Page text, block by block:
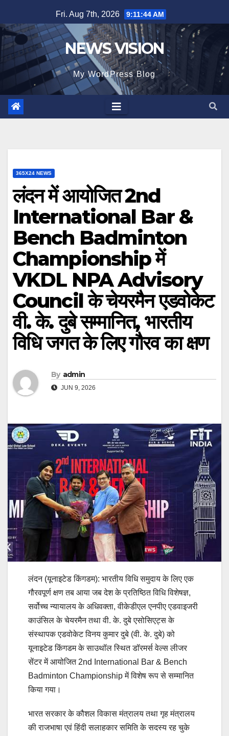
to
content
Fri. Aug 7th, 2026 9:11:46 AM
NEWS VISION
My WordPress Blog
365X24 NEWS
लंदन में आयोजित 2nd
International Bar &
Bench Badminton
Championship में
VKDL NPA Advisory
Council के चेयरमैन एडवोकेट
वी. के. दुबे सम्मानित, भारतीय
विधि जगत के लिए गौरव का क्षण
By admin
JUN 9, 2026
लंदन (यूनाइटेड किंगडम): भारतीय विधि समुदाय के लिए एक
गौरवपूर्ण क्षण तब आया जब देश के प्रतिष्ठित विधि विशेषज्ञ,
सर्वोच्च न्यायालय के अधिवक्ता, वीकेडीएल एनपीए एडवाइजरी
काउंसिल के चेयरमैन तथा वी. के. दुबे एसोसिएट्स के
संस्थापक एडवोकेट विनय कुमार दुबे (वी. के. दुबे) को
यूनाइटेड किंगडम के साउथॉल स्थित डॉरमर्स वेल्स लीजर
सेंटर में आयोजित 2nd International Bar & Bench
Badminton Championship में विशेष रूप से सम्मानित
किया गया।
भारत सरकार के कौशल विकास मंत्रालय तथा गृह मंत्रालय
की राजभाषा एवं हिंदी सलाहकार समिति के सदस्य रह चुके